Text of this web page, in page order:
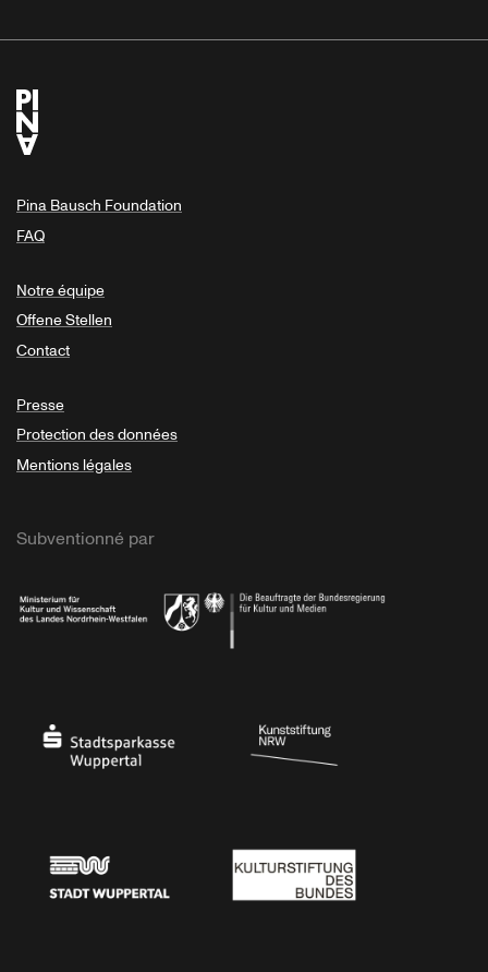
Pina Bausch Foundation
FAQ
Notre équipe
Offene Stellen
Contact
Presse
Protection des données
Mentions légales
Subventionné par